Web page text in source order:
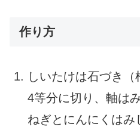
作り方
しいたけは石づき
4等分に切り、軸は
ねぎとにんにくはみ